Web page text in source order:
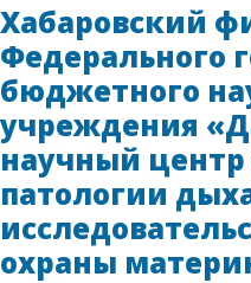
Хабаровский
Федерального
бюджетного
учреждения
научный
патологии
охраны